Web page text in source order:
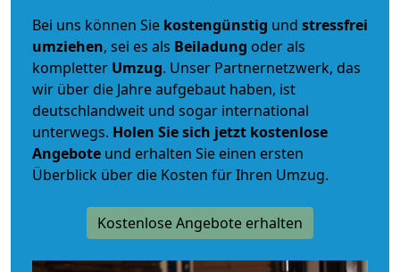
Bei uns können Sie kostengünstig und stressfrei
umziehen, sei es als Beiladung oder als
kompletter Umzug. Unser Partnernetzwerk, das
wir über die Jahre aufgebaut haben, ist
deutschlandweit und sogar international
unterwegs. Holen Sie sich jetzt kostenlose
Angebote und erhalten Sie einen ersten
Überblick über die Kosten für Ihren Umzug.
Kostenlose Angebote erhalten